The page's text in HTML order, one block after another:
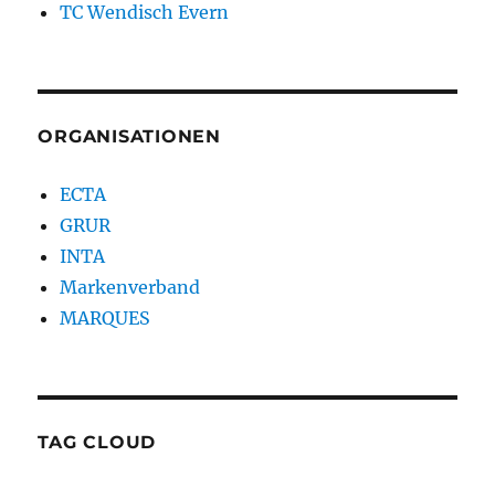
TC Wendisch Evern
ORGANISATIONEN
ECTA
GRUR
INTA
Markenverband
MARQUES
TAG CLOUD